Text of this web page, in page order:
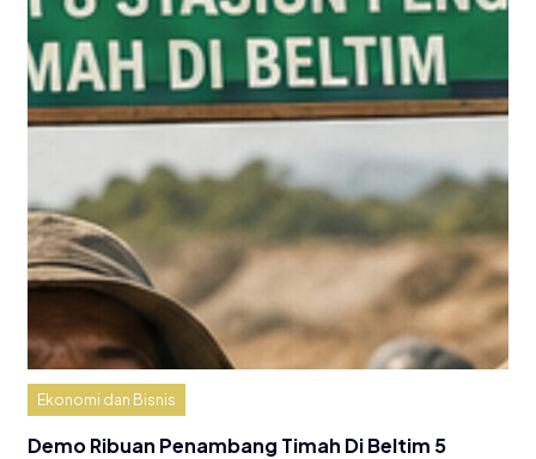
Ekonomi dan Bisnis
Demo Ribuan Penambang Timah Di Beltim 5